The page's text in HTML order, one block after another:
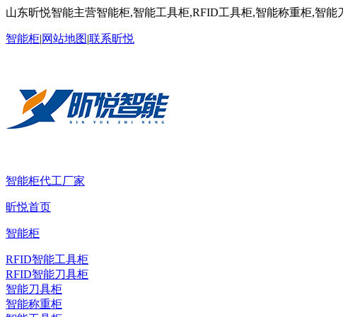
山东昕悦智能主营智能柜,智能工具柜,RFID工具柜,智能称重柜,智
智能柜|网站地图|联系昕悦
智能柜代工厂家
昕悦首页
智能柜
RFID智能工具柜
RFID智能刀具柜
智能刀具柜
智能称重柜